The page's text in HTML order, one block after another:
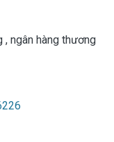
, ngân hàng thương